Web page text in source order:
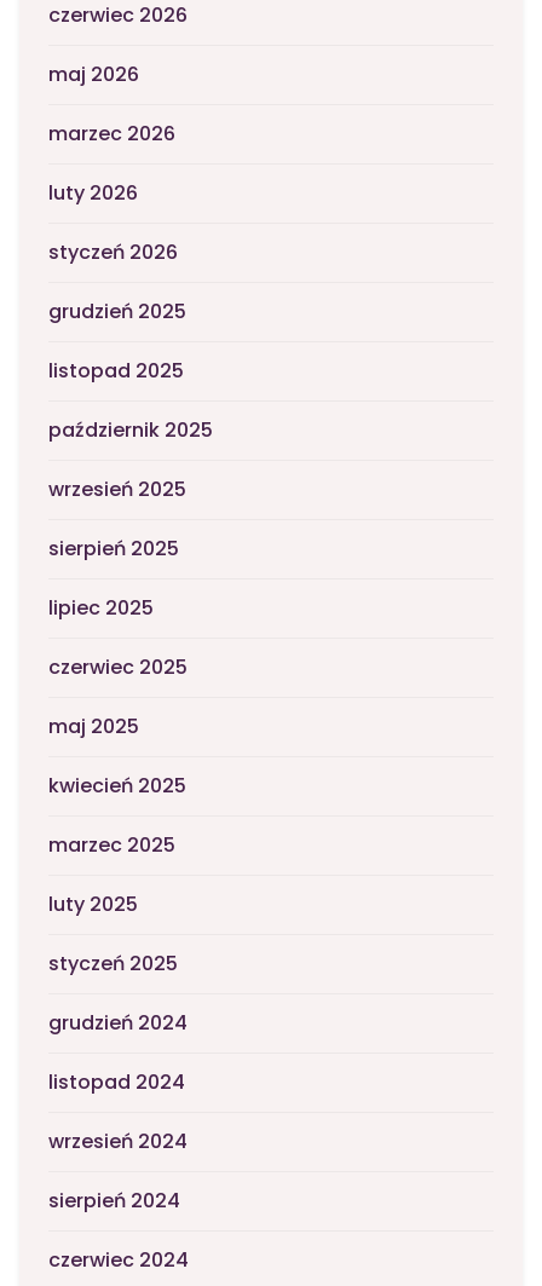
czerwiec 2026
maj 2026
marzec 2026
luty 2026
styczeń 2026
grudzień 2025
listopad 2025
październik 2025
wrzesień 2025
sierpień 2025
lipiec 2025
czerwiec 2025
maj 2025
kwiecień 2025
marzec 2025
luty 2025
styczeń 2025
grudzień 2024
listopad 2024
wrzesień 2024
sierpień 2024
czerwiec 2024